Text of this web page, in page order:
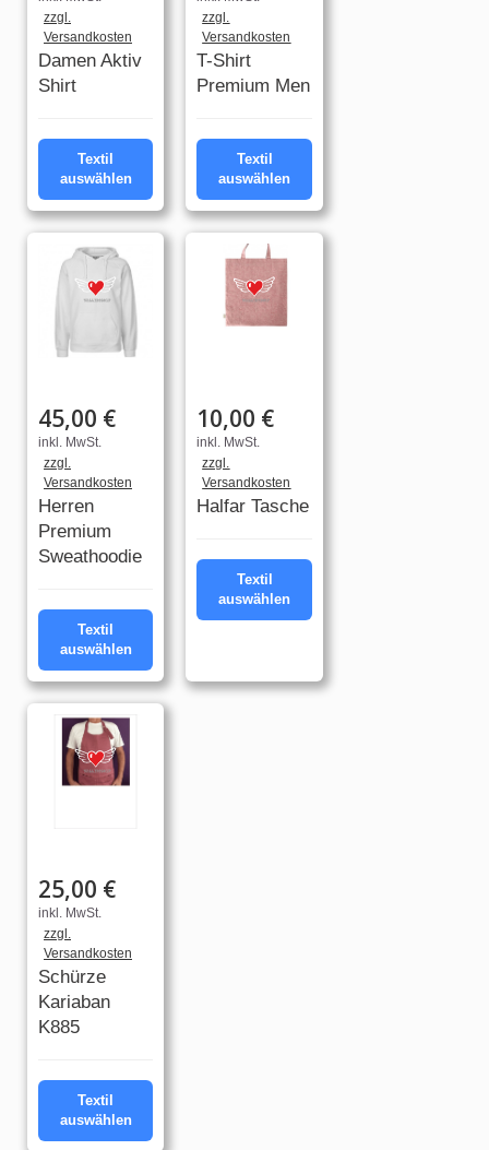
zzgl.
Versandkosten
Damen Aktiv
Shirt
Textil
auswählen
zzgl.
Versandkosten
T-Shirt
Premium Men
Textil
auswählen
45,00 €
inkl. MwSt.
zzgl.
Versandkosten
Herren
Premium
Sweathoodie
Textil
auswählen
10,00 €
inkl. MwSt.
zzgl.
Versandkosten
Halfar Tasche
Textil
auswählen
25,00 €
inkl. MwSt.
zzgl.
Versandkosten
Schürze
Kariaban
K885
Textil
auswählen